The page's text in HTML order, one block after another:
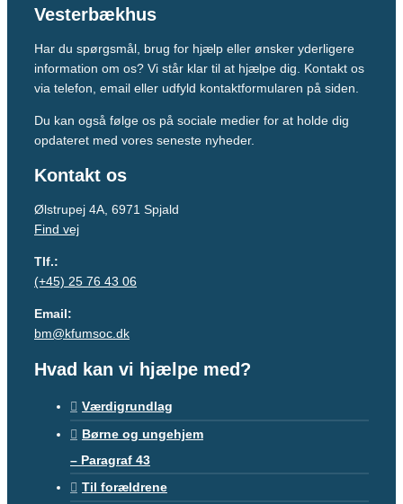
Vesterbækhus
Har du spørgsmål, brug for hjælp eller ønsker yderligere
information om os? Vi står klar til at hjælpe dig. Kontakt os
via telefon, email eller udfyld kontaktformularen på siden.
Du kan også følge os på sociale medier for at holde dig
opdateret med vores seneste nyheder.
Kontakt os
Ølstrupej 4A, 6971 Spjald
Find vej
Tlf.:
(+45) 25 76 43 06
Email:
bm@kfumsoc.dk
Hvad kan vi hjælpe med?
Værdigrundlag
Børne og ungehjem
– Paragraf 43
Til forældrene